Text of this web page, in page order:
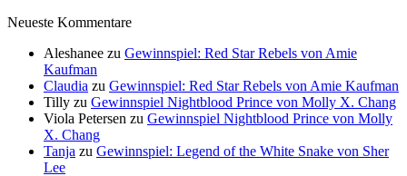
Neueste Kommentare
Aleshanee zu Gewinnspiel: Red Star Rebels von Amie
Kaufman
Claudia zu Gewinnspiel: Red Star Rebels von Amie Kaufman
Tilly zu Gewinnspiel Nightblood Prince von Molly X. Chang
Viola Petersen zu Gewinnspiel Nightblood Prince von Molly
X. Chang
Tanja zu Gewinnspiel: Legend of the White Snake von Sher
Lee